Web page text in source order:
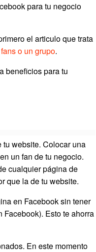
para tu negocio
el articulo que trata
o un grupo.
beneficios para tu
website. Colocar una
un fan de tu negocio.
cualquier página de
que la de tu website.
en Facebook sin tener
Esto te ahorra
En este momento